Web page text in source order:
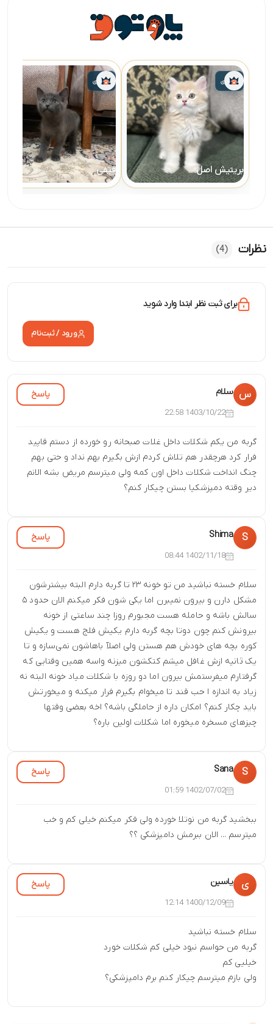
واگذاری
بریتیش اصل
واگذاری
فیفی
نظرات (4)
برای ثبت نظر ابتدا وارد شوید
ورود / ثبت‌نام
س سلام پاسخ
1403/10/22 22:58
گربه من یکم شکلات داخل غلات صبحانه رو خورده از دستم قاپید
فرار کرد هرچقدر هم تلاش کردم ازش بگیرم بهم نداد و حتی بهم
چنگ انداخت شکلات داخل اون کمه ولی میترسم مریض بشه الانم
دیر وقته دمپزشکیا بستن چیکار کنم؟
S
Shima پاسخ
1402/11/18 08:44
سلام خسته نباشید من تو خونه ۲۳ تا گربه دارم البته بیشترشون
مشکل دارن و بیرون نمیبرن اما یکی شون فکر میکنم الان حدود ۵
سالش باشه و حامله هست مجبورم روزا چند ساعتی از خونه
بیرونش کنم چون دوتا بچه گربه دارم یکیش فلج هست و یکیش
کوره بچه های خودش هم هستن ولی اصلآ باهاشون نمی‌سازه و تا
یک ثانیه ازش غافل میشم کتکشون میزنه واسه همین وقتایی که
گرفتارم میفرستمش بیرون اما دو روزه با شکلات میاد خونه البته نه
زیاد به اندازه ا حب قند تا میخوام بگیرم فرار میکنه و میخورتش
باید چکار کنم؟ امکان داره از حاملگی باشه؟ اخه بعضی وقتها
چیزهای مسخره میخوره اما شکلات اولین باره؟
S
Sana پاسخ
1402/07/02 01:59
ببخشید گربه من نوتلا خورده ولی فکر میکنم خیلی کم و خب
میترسم ... الان ببرمش دامپزشکی ؟؟
ی یاسین پاسخ
1400/12/09 12:14
سلام خسته نباشید
گربه من حواسم نبود خیلی کم شکلات خورد
خیلیی کم
ولی بازم میترسم چیکار کنم برم دامپزشکی؟